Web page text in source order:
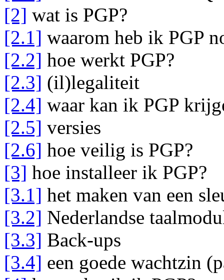
[2] wat is PGP?
[2.1] waarom heb ik PGP
[2.2] hoe werkt PGP?
[2.3] (il)legaliteit
[2.4] waar kan ik PGP
[2.5] versies
[2.6] hoe veilig is PGP?
[3] hoe installeer ik PGP?
[3.1] het maken van een
[3.2] Nederlandse
[3.3] Back-ups
[3.4] een goede wachtzin